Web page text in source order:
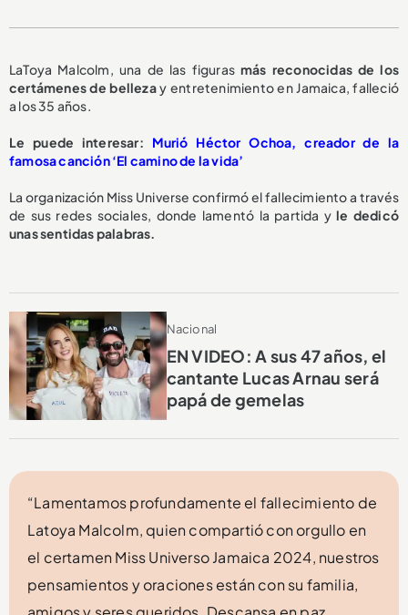
LaToya Malcolm, una de las figurasmás reconocidas de los
certámenes de bellezay entretenimiento en Jamaica, falleció
a los 35 años.
Le puede interesar: Murió Héctor Ochoa, creador de la
famosa canción ‘El camino de la vida’
La organización Miss Universe confirmó el fallecimiento a través
de sus redes sociales, donde lamentó la partida yle dedicó
unas sentidas palabras.
Nacional
EN VIDEO: A sus 47 años, el
cantante Lucas Arnau será
papá de gemelas
“Lamentamos profundamente el fallecimiento de
Latoya Malcolm, quien compartió con orgullo en
el certamen Miss Universo Jamaica 2024, nuestros
pensamientos y oraciones están con su familia,